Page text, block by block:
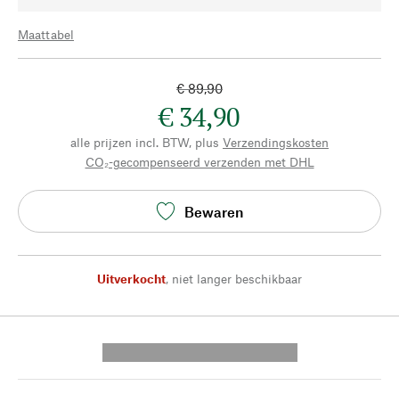
Maattabel
€ 89,90
€ 34,90
alle prijzen incl. BTW, plus Verzendingskosten
CO₂-gecompenseerd verzenden met DHL
Bewaren
Uitverkocht, niet langer beschikbaar